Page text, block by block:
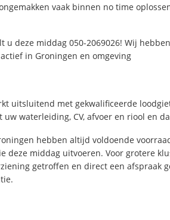
vaak binnen no time
u deze middag 050-2069026! Wij
in Groningen en omgeving
uitsluitend met gekwalificeerde
waterleiding, CV, afvoer en riool en
hebben altijd voldoende
deze middag uitvoeren. Voor grotere
getroffen en direct een afspraak